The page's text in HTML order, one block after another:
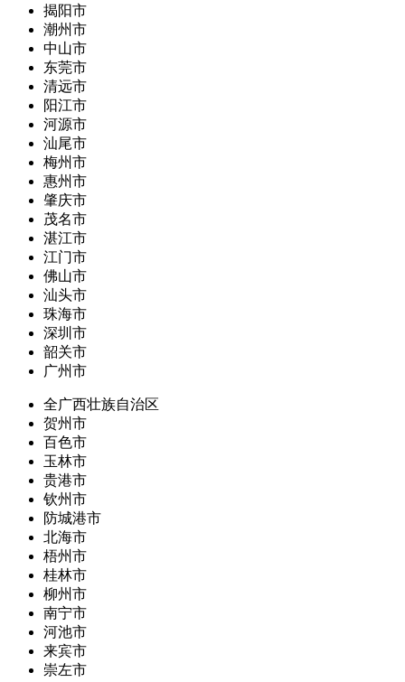
揭阳市
潮州市
中山市
东莞市
清远市
阳江市
河源市
汕尾市
梅州市
惠州市
肇庆市
茂名市
湛江市
江门市
佛山市
汕头市
珠海市
深圳市
韶关市
广州市
全广西壮族自治区
贺州市
百色市
玉林市
贵港市
钦州市
防城港市
北海市
梧州市
桂林市
柳州市
南宁市
河池市
来宾市
崇左市